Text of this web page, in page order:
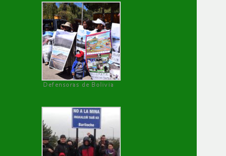
Defensoras de Bolivia